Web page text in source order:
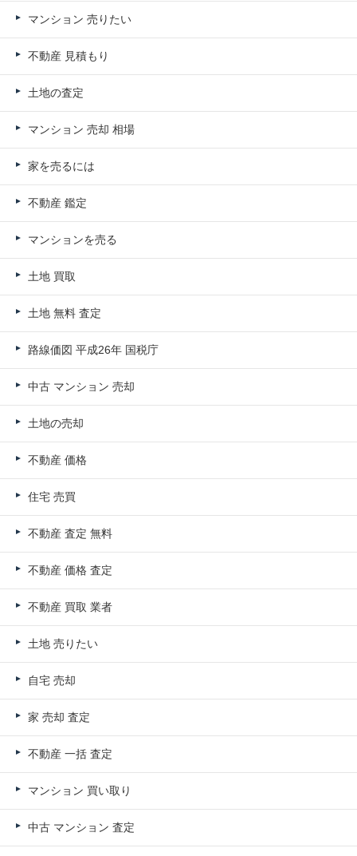
マンション 売りたい
不動産 見積もり
土地の査定
マンション 売却 相場
家を売るには
不動産 鑑定
マンションを売る
土地 買取
土地 無料 査定
路線価図 平成26年 国税庁
中古 マンション 売却
土地の売却
不動産 価格
住宅 売買
不動産 査定 無料
不動産 価格 査定
不動産 買取 業者
土地 売りたい
自宅 売却
家 売却 査定
不動産 一括 査定
マンション 買い取り
中古 マンション 査定